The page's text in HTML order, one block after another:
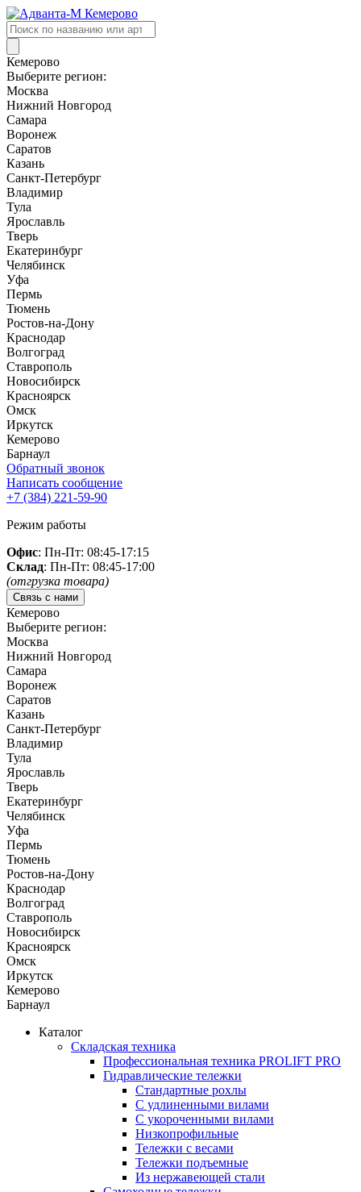
Поиск
товаров
Кемерово
Выберите регион:
Москва
Нижний Новгород
Самара
Воронеж
Саратов
Казань
Санкт-Петербург
Владимир
Тула
Ярославль
Тверь
Екатеринбург
Челябинск
Уфа
Пермь
Тюмень
Ростов-на-Дону
Краснодар
Волгоград
Ставрополь
Новосибирск
Красноярск
Омск
Иркутск
Кемерово
Барнаул
Обратный звонок
Написать сообщение
+7 (384) 221-59-90
Режим работы
Офис: Пн-Пт: 08:45-17:15
Склад: Пн-Пт: 08:45-17:00
(отгрузка товара)
Связь с нами
Кемерово
Выберите регион:
Москва
Нижний Новгород
Самара
Воронеж
Саратов
Казань
Санкт-Петербург
Владимир
Тула
Ярославль
Тверь
Екатеринбург
Челябинск
Уфа
Пермь
Тюмень
Ростов-на-Дону
Краснодар
Волгоград
Ставрополь
Новосибирск
Красноярск
Омск
Иркутск
Кемерово
Барнаул
Каталог
Складская техника
Профессиональная техника PROLIFT PRO
Гидравлические тележки
Стандартные рохлы
С удлиненными вилами
С укороченными вилами
Низкопрофильные
Тележки с весами
Тележки подъемные
Из нержавеющей стали